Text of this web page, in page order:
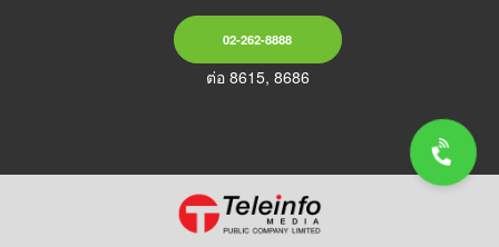
02-262-8888
ต่อ 8615, 8686